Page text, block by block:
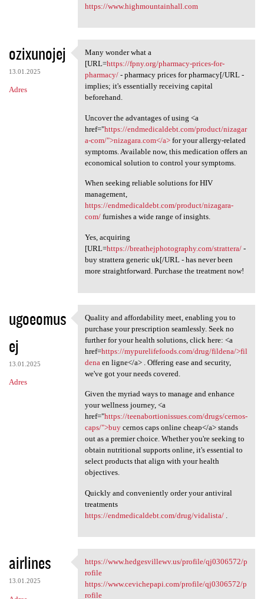
https://www.highmountainhall.com
ozixunojej
13.01.2025
Adres
Many wonder what a [URL=https
Many wonder what a
[URL=https://fpny.org/pharmacy-prices-for-
pharmacy/- pharmacy prices for pharmacy[/URL -
implies; it's essentially receiving capital
beforehand.
Uncover the advantages of using <a
href="https://endmedicaldebt.com/product/nizagar
a-com/">nizagara.com</a>for your allergy-related
symptoms. Available now, this medication offers an
economical solution to control your symptoms.
When seeking reliable solutions for HIV
management,
https://endmedicaldebt.com/product/nizagara-
com/furnishes a wide range of insights.
Yes, acquiring
[URL=https://breathejphotography.com/strattera/-
buy strattera generic uk[/URL - has never been
more straightforward. Purchase the treatment now!
ugoeomus
ej
13.01.2025
Adres
Quality and affordability
Quality and affordability meet, enabling you to
purchase your prescription seamlessly. Seek no
further for your health solutions, click here: <a
href=https://mypurelifefoods.com/drug/fildena/>fil
dena en ligne</a> . Offering ease and security,
we've got your needs covered.
Given the myriad ways to manage and enhance
your wellness journey, <a
href="https://teenabortionissues.com/drugs/cernos-
caps/">buycernos caps online cheap</a> stands
out as a premier choice. Whether you're seeking to
obtain nutritional supports online, it's essential to
select products that align with your health
objectives.
Quickly and conveniently order your antiviral
treatments
https://endmedicaldebt.com/drug/vidalista/.
airlines
13.01.2025
https://www.hedgesvillewv.us
https://www.hedgesvillewv.us/profile/qj0306572/p
rofile
https://www.cevichepapi.com/profile/qj0306572/p
rofile